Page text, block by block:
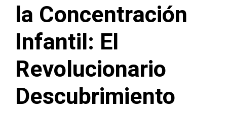
la Concentración
Infantil: El
Revolucionario
Descubrimiento